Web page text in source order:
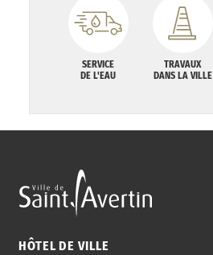
SERVICE
DE L'EAU
TRAVAUX
DANS LA VILLE
HÔTEL DE VILLE